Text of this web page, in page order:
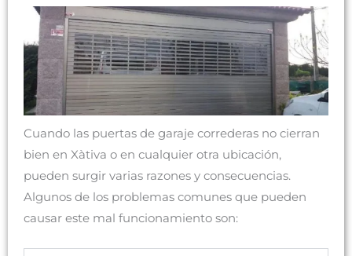
Cuando las puertas de garaje correderas no cierran
bien en Xàtiva o en cualquier otra ubicación,
pueden surgir varias razones y consecuencias.
Algunos de los problemas comunes que pueden
causar este mal funcionamiento son: